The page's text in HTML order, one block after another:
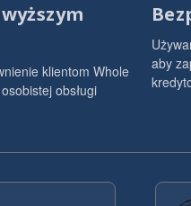
klientom Whole
obsługi
aby